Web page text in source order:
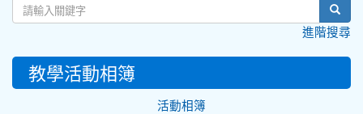
進階搜尋
教學活動相簿
活動相簿